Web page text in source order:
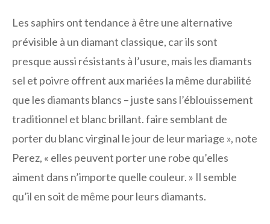
Les saphirs ont tendance à être une alternative
prévisible à un diamant classique, car ils sont
presque aussi résistants à l’usure, mais les diamants
sel et poivre offrent aux mariées la même durabilité
que les diamants blancs – juste sans l’éblouissement
traditionnel et blanc brillant. faire semblant de
porter du blanc virginal le jour de leur mariage », note
Perez, « elles peuvent porter une robe qu’elles
aiment dans n’importe quelle couleur. » Il semble
qu’il en soit de même pour leurs diamants.